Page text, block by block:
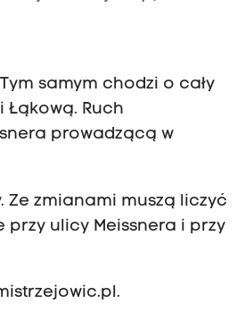
samym chodzi o cały
Łąkową. Ruch
prowadzącą w
Ze zmianami muszą liczyć
przy ulicy Meissnera i przy